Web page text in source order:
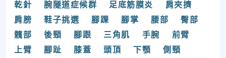
乾針 腕隧道症候群 足底筋膜炎
肩夾擠
肩膀
鞋子挑選 腳踝 腳掌 腰部
臀部
髖部
後頸 腳跟 三角肌 手腕
前臂
上臂
腳趾 膝蓋 頭頂 下顎
側頸